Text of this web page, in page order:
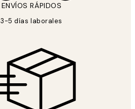
ENVÍOS RÁPIDOS
3-5 días laborales